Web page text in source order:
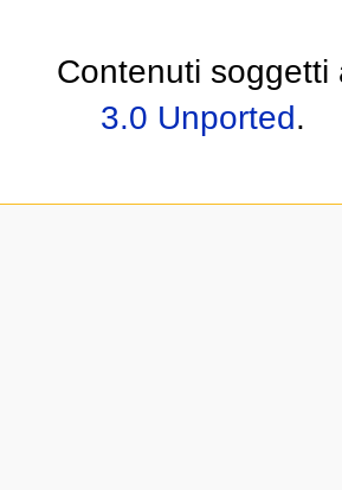
Contenuti
3.0 Unported.